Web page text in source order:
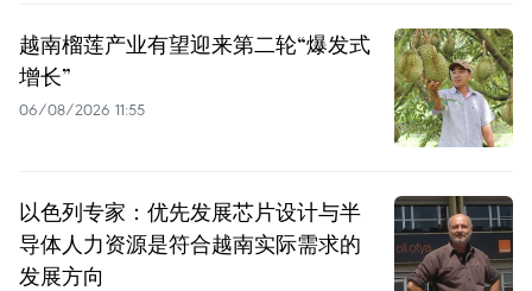
越南榴莲产业有望迎来第二轮“爆发式
增长”
06/08/2026 11:55
以色列专家：优先发展芯片设计与半
导体人力资源是符合越南实际需求的
发展方向